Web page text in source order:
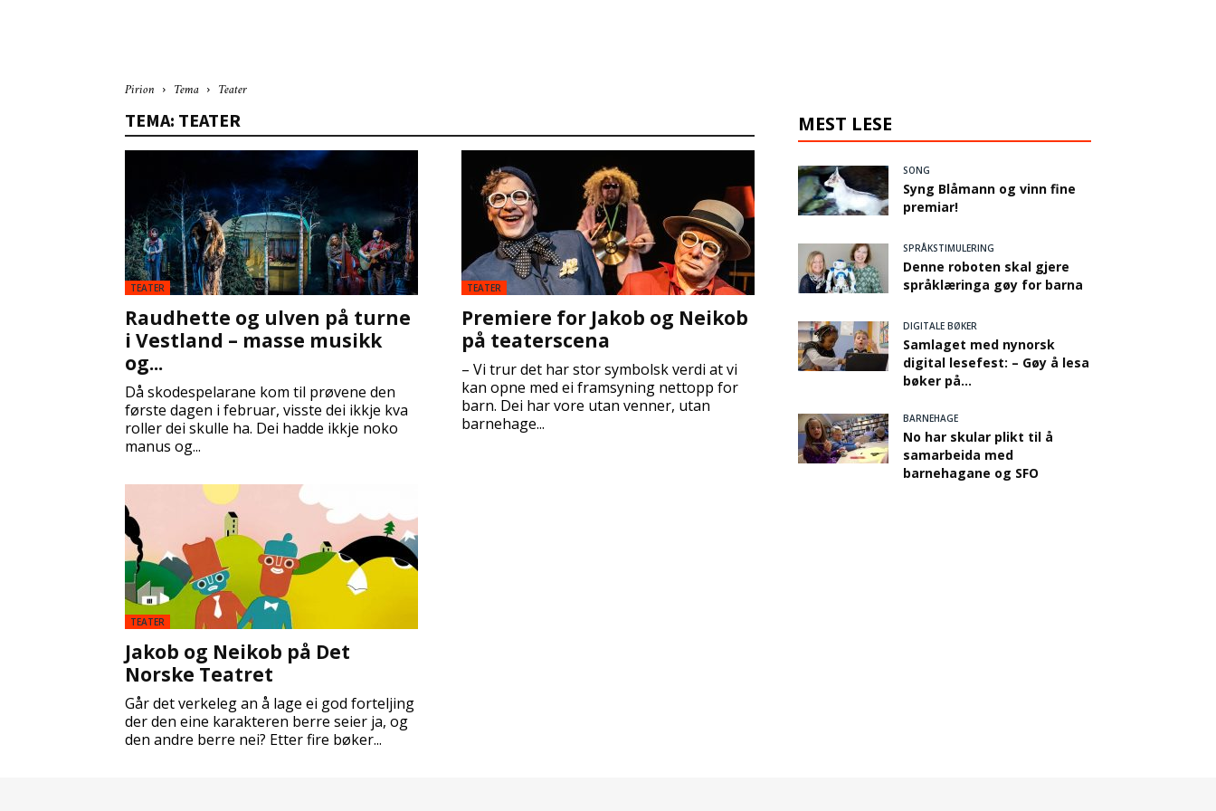
Pirion Tema
Teater
TEMA: TEATER
TEATER
Raudhette og ulven på turne
i Vestland – masse musikk
og...
Då skodespelarane kom til prøvene den
første dagen i februar, visste dei ikkje kva
roller dei skulle ha. Dei hadde ikkje noko
manus og...
TEATER
Premiere for Jakob og Neikob
på teaterscena
– Vi trur det har stor symbolsk verdi at vi
kan opne med ei framsyning nettopp for
barn. Dei har vore utan venner, utan
barnehage...
TEATER
Jakob og Neikob på Det
Norske Teatret
Går det verkeleg an å lage ei god forteljing
der den eine karakteren berre seier ja, og
den andre berre nei? Etter fire bøker...
MEST LESE
SONG
Syng Blåmann og vinn fine
premiar!
SPRÅKSTIMULERING
Denne roboten skal gjere
språklæringa gøy for barna
DIGITALE BØKER
Samlaget med nynorsk
digital lesefest: – Gøy å lesa
bøker på...
BARNEHAGE
No har skular plikt til å
samarbeida med
barnehagane og SFO